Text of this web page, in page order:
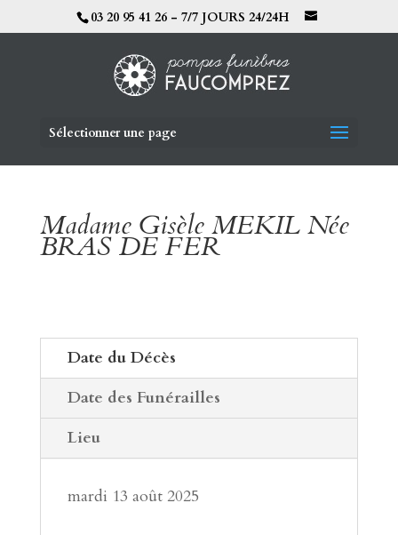
03 20 95 41 26 - 7/7 JOURS 24/24H
Sélectionner une page
Madame Gisèle MEKIL Née
BRAS DE FER
Date du Décès
Date des Funérailles
Lieu
mardi 13 août 2025